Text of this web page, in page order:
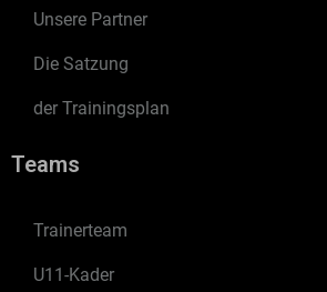
Unsere Partner
Die Satzung
der Trainingsplan
Teams
Trainerteam
U11-Kader